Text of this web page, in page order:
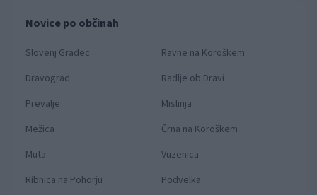
Novice po občinah
Slovenj Gradec
Ravne na Koroškem
Dravograd
Radlje ob Dravi
Prevalje
Mislinja
Mežica
Črna na Koroškem
Muta
Vuzenica
Ribnica na Pohorju
Podvelka